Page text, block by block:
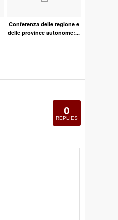
Conferenza delle regione e
delle province autonome:...
0
REPLIES